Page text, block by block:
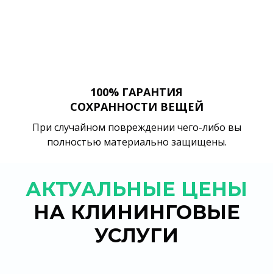
100% ГАРАНТИЯ
СОХРАННОСТИ ВЕЩЕЙ
При случайном повреждении чего-либо вы
полностью материально защищены.
АКТУАЛЬНЫЕ ЦЕНЫ
НА КЛИНИНГОВЫЕ
УСЛУГИ